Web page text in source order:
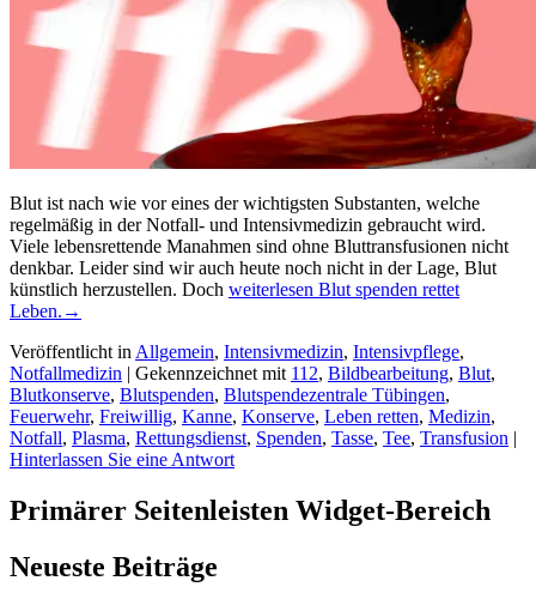
Blut ist nach wie vor eines der wichtigsten Substanten, welche
regelmäßig in der Notfall- und Intensivmedizin gebraucht wird.
Viele lebensrettende Manahmen sind ohne Bluttransfusionen nicht
denkbar. Leider sind wir auch heute noch nicht in der Lage, Blut
künstlich herzustellen. Doch weiterlesen Blut spenden rettet
Leben. →
Veröffentlicht in Allgemein, Intensivmedizin, Intensivpflege,
Notfallmedizin | Gekennzeichnet mit 112, Bildbearbeitung, Blut,
Blutkonserve, Blutspenden, Blutspendezentrale Tübingen,
Feuerwehr, Freiwillig, Kanne, Konserve, Leben retten, Medizin,
Notfall, Plasma, Rettungsdienst, Spenden, Tasse, Tee, Transfusion |
Hinterlassen Sie eine Antwort
Primärer Seitenleisten Widget-Bereich
Neueste Beiträge